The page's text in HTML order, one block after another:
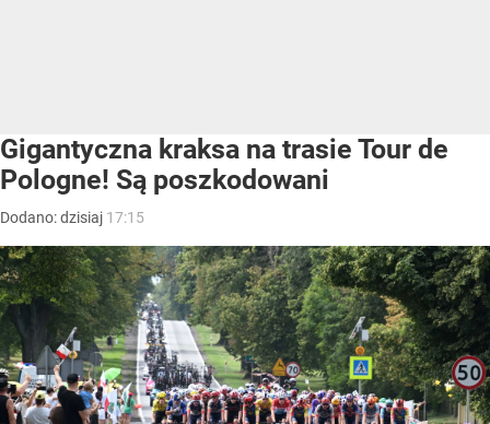
Gigantyczna kraksa na trasie Tour de
Pologne! Są poszkodowani
Dodano:dzisiaj 17:15